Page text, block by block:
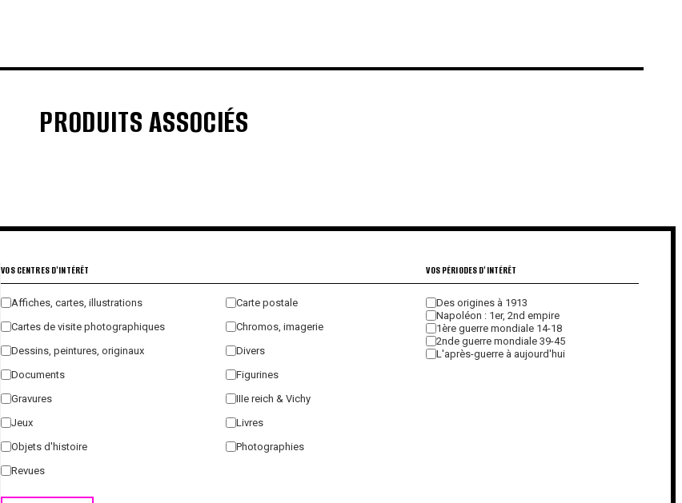
PRODUITS ASSOCIÉS
VOS CENTRES D'INTÉRÊT
Affiches, cartes, illustrations
Carte postale
Cartes de visite photographiques
Chromos, imagerie
Dessins, peintures, originaux
Divers
Documents
Figurines
Gravures
IIIe reich & Vichy
Jeux
Livres
Objets d'histoire
Photographies
Revues
VOS PÉRIODES D'INTÉRÊT
Des origines à 1913
Napoléon : 1er, 2nd empire
1ère guerre mondiale 14-18
2nde guerre mondiale 39-45
L'après-guerre à aujourd'hui